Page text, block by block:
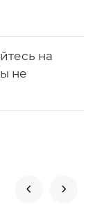
на
не
 